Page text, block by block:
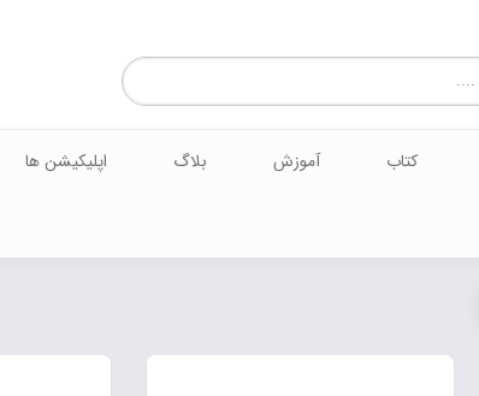
کتاب آموزش بلاگ اپلیکیشن ها